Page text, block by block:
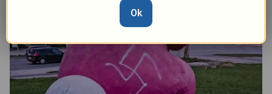
Ok